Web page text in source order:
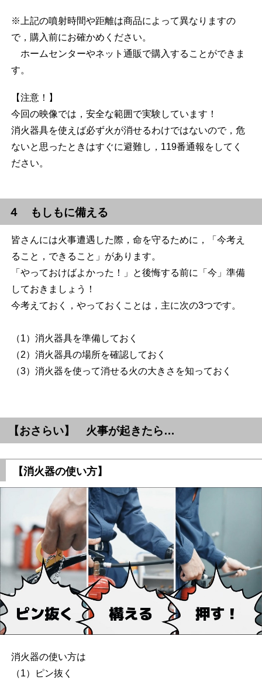
※上記の噴射時間や距離は商品によって異なりますの
で，購入前にお確かめください。
ホームセンターやネット通販で購入することができま
す。
【注意！】
今回の映像では，安全な範囲で実験しています！
消火器具を使えば必ず火が消せるわけではないので，危
ないと思ったときはすぐに避難し，119番通報をしてく
ださい。
４ もしもに備える
皆さんには火事遭遇した際，命を守るために，「今考え
ること，できること」があります。
「やっておけばよかった！」と後悔する前に「今」準備
しておきましょう！
今考えておく，やっておくことは，主に次の3つです。
（1）消火器具を準備しておく
（2）消火器具の場所を確認しておく
（3）消火器を使って消せる火の大きさを知っておく
【おさらい】 火事が起きたら…
【消火器の使い方】
消火器の使い方は
（1）ピン抜く